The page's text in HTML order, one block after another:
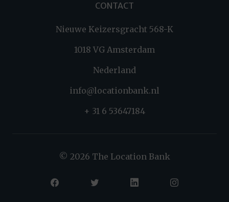
CONTACT
Nieuwe Keizersgracht 568-K
1018 VG Amsterdam
Nederland
info@locationbank.nl
+ 31 6 53647184
© 2026 The Location Bank